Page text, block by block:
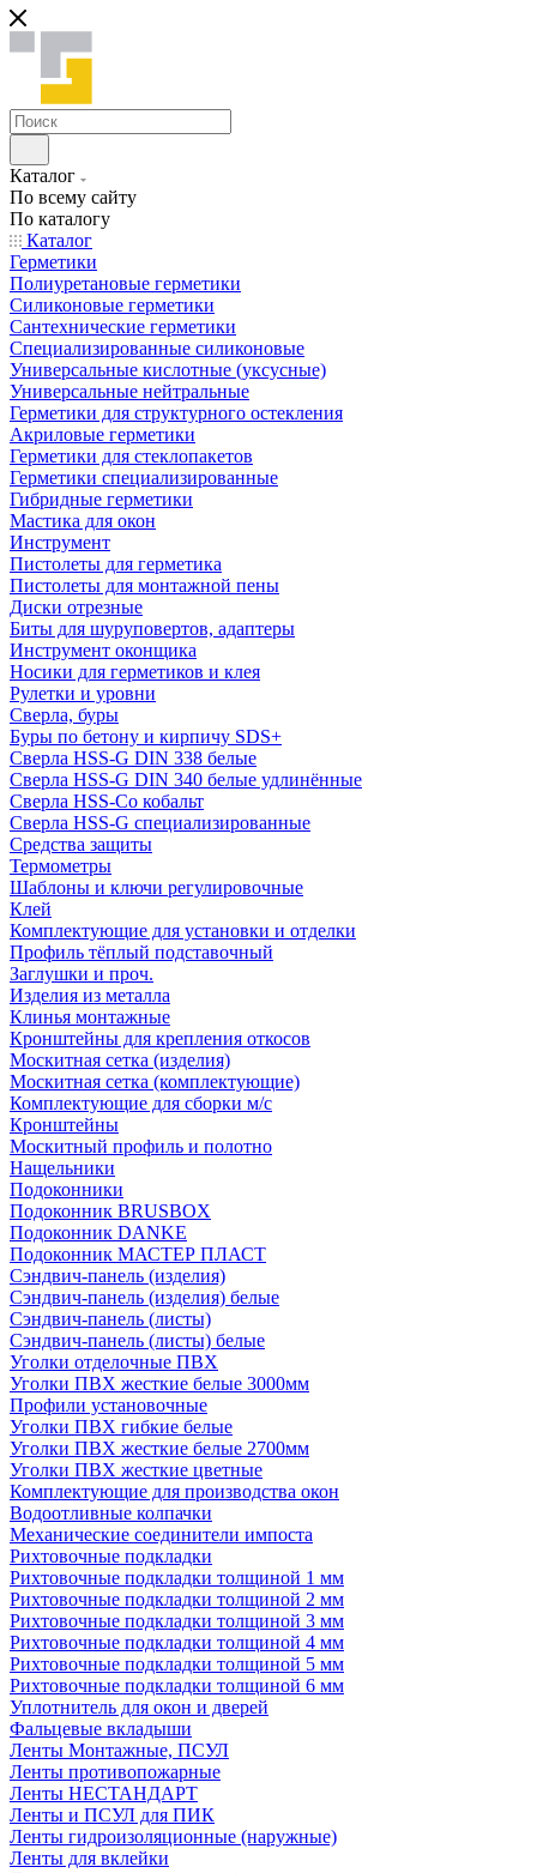
Каталог
По всему сайту
По каталогу
Каталог
Герметики
Полиуретановые герметики
Силиконовые герметики
Сантехнические герметики
Специализированные силиконовые
Универсальные кислотные (уксусные)
Универсальные нейтральные
Герметики для структурного остекления
Акриловые герметики
Герметики для стеклопакетов
Герметики специализированные
Гибридные герметики
Мастика для окон
Инструмент
Пистолеты для герметика
Пистолеты для монтажной пены
Диски отрезные
Биты для шуруповертов, адаптеры
Инструмент оконщика
Носики для герметиков и клея
Рулетки и уровни
Сверла, буры
Буры по бетону и кирпичу SDS+
Сверла HSS-G DIN 338 белые
Сверла HSS-G DIN 340 белые удлинённые
Сверла HSS-Co кобальт
Сверла HSS-G специализированные
Средства защиты
Термометры
Шаблоны и ключи регулировочные
Клей
Комплектующие для установки и отделки
Профиль тёплый подставочный
Заглушки и проч.
Изделия из металла
Клинья монтажные
Кронштейны для крепления откосов
Москитная сетка (изделия)
Москитная сетка (комплектующие)
Комплектующие для сборки м/с
Кронштейны
Москитный профиль и полотно
Нащельники
Подоконники
Подоконник BRUSBOX
Подоконник DANKE
Подоконник МАСТЕР ПЛАСТ
Сэндвич-панель (изделия)
Сэндвич-панель (изделия) белые
Сэндвич-панель (листы)
Сэндвич-панель (листы) белые
Уголки отделочные ПВХ
Уголки ПВХ жесткие белые 3000мм
Профили установочные
Уголки ПВХ гибкие белые
Уголки ПВХ жесткие белые 2700мм
Уголки ПВХ жесткие цветные
Комплектующие для производства окон
Водоотливные колпачки
Механические соединители импоста
Рихтовочные подкладки
Рихтовочные подкладки толщиной 1 мм
Рихтовочные подкладки толщиной 2 мм
Рихтовочные подкладки толщиной 3 мм
Рихтовочные подкладки толщиной 4 мм
Рихтовочные подкладки толщиной 5 мм
Рихтовочные подкладки толщиной 6 мм
Уплотнитель для окон и дверей
Фальцевые вкладыши
Ленты Монтажные, ПСУЛ
Ленты противопожарные
Ленты НЕСТАНДАРТ
Ленты и ПСУЛ для ПИК
Ленты гидроизоляционные (наружные)
Ленты для вклейки